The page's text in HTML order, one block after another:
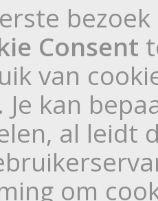
Consent
van
Je kan
al leidt
om